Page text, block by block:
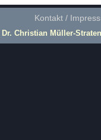
Kontakt /
Dr. Christian Müller-Straten